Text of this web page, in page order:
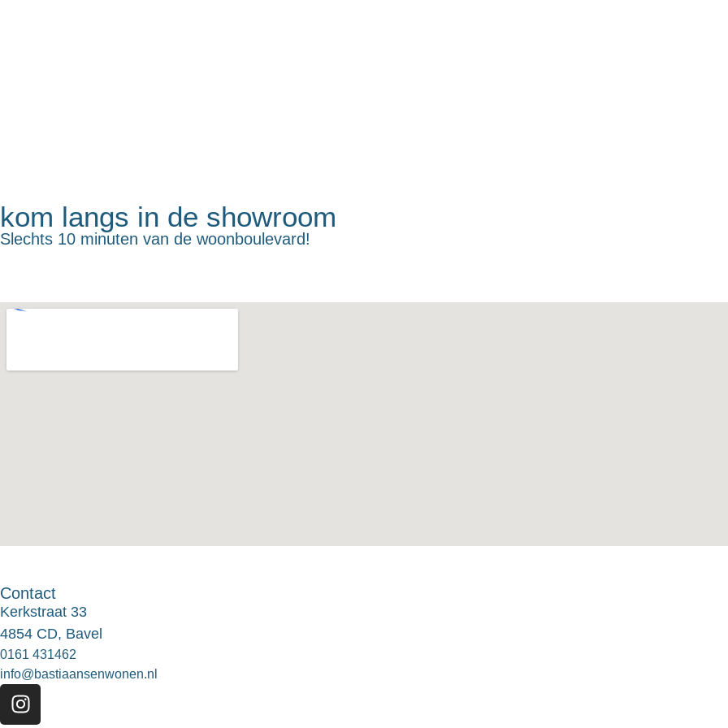
kom langs in de showroom
Slechts 10 minuten van de woonboulevard!
Contact
Kerkstraat 33
4854 CD, Bavel
0161 431462
info@bastiaansenwonen.nl